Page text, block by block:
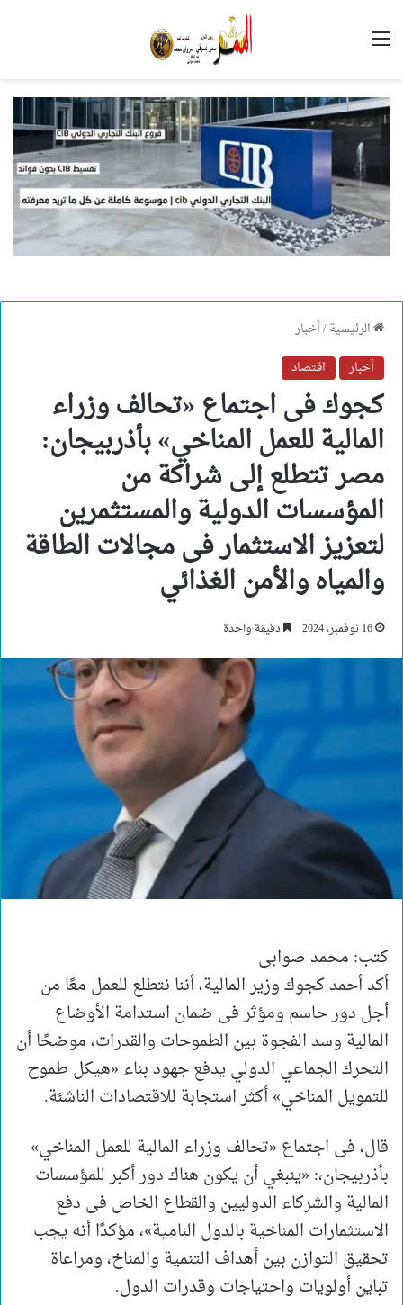
القائمة
الرئيسية/أخبار
أخبار
اقتصاد
كجوك فى اجتماع «تحالف وزراء
المالية للعمل المناخي» بأذربيجان:
مصر تتطلع إلى شراكة من
المؤسسات الدولية والمستثمرين
لتعزيز الاستثمار فى مجالات الطاقة
والمياه والأمن الغذائي
16 نوفمبر، 2024 دقيقة واحدة
كتب: محمد صوابى
أكد أحمد كجوك وزير المالية، أننا نتطلع للعمل معًا من
أجل دور حاسم ومؤثر فى ضمان استدامة الأوضاع
المالية وسد الفجوة بين الطموحات والقدرات، موضحًا أن
التحرك الجماعي الدولي يدفع جهود بناء «هيكل طموح
للتمويل المناخي» أكثر استجابة للاقتصادات الناشئة.
قال، فى اجتماع «تحالف وزراء المالية للعمل المناخي»
بأذربيجان،: «ينبغي أن يكون هناك دور أكبر للمؤسسات
المالية والشركاء الدوليين والقطاع الخاص فى دفع
الاستثمارات المناخية بالدول النامية»، مؤكدًا أنه يجب
تحقيق التوازن بين أهداف التنمية والمناخ، ومراعاة
تباين أولويات واحتياجات وقدرات الدول.